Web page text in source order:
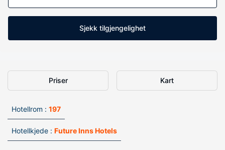
Sjekk tilgjengelighet
Priser Kart
Hotellrom : 197
Hotellkjede : Future Inns Hotels